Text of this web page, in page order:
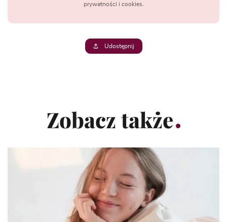
prywatności i cookies.
Udostępnij
Zobacz także